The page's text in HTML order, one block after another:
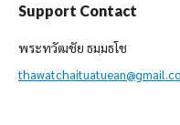
Support Contact
พระทวัฒชัย ธมฺมธโช